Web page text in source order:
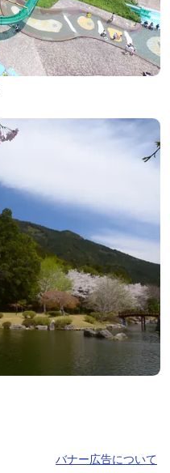
バナー広告について